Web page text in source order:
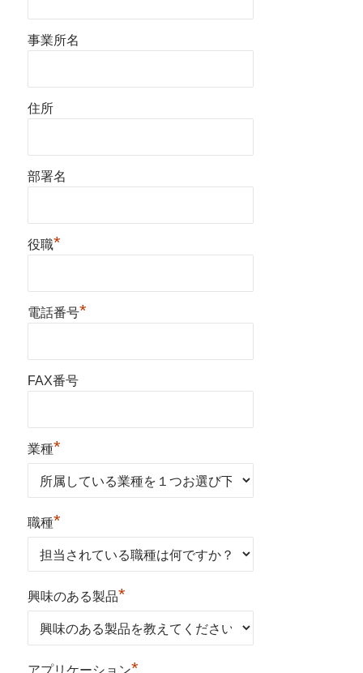
事業所名
住所
部署名
役職*
電話番号*
FAX番号
業種*
職種*
興味のある製品*
*